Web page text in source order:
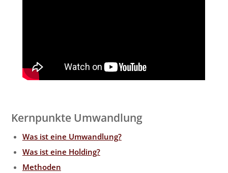
Kernpunkte Umwandlung
Was ist eine Umwandlung?
Was ist eine Holding?
Methoden